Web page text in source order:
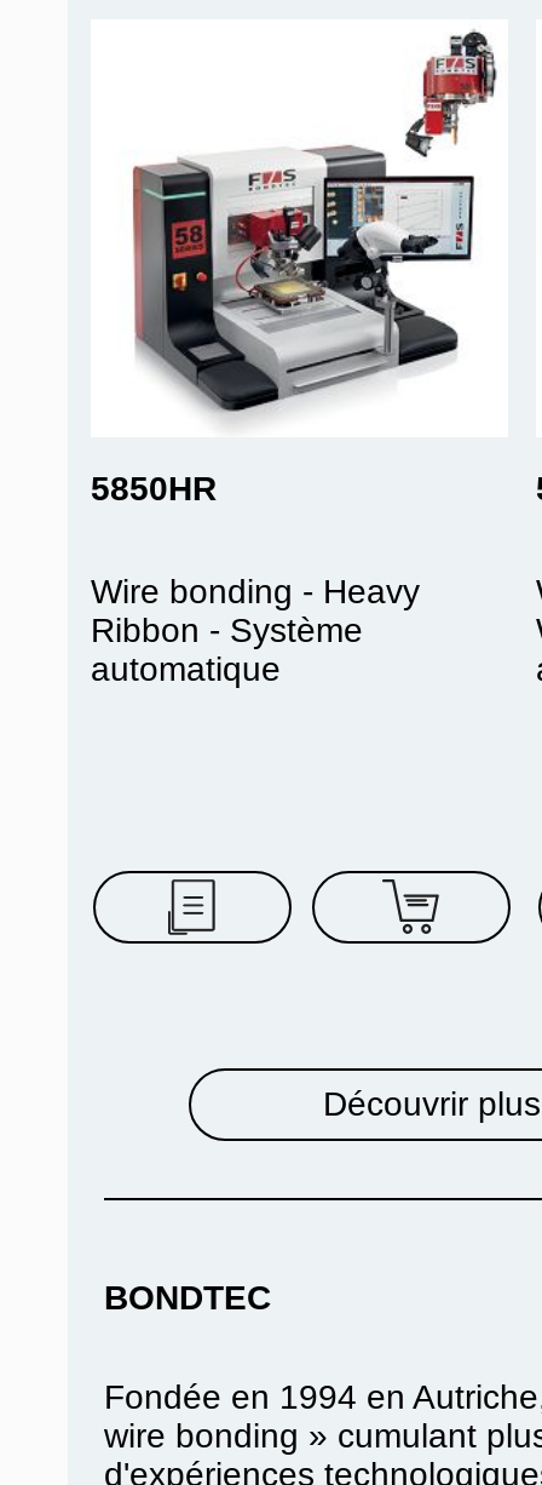
5850HR
Wire bonding - Heavy
Ribbon - Système
automatique
Découvrir
BONDTEC
Fondée en 1994 en
wire bonding » cumulant
d'expériences